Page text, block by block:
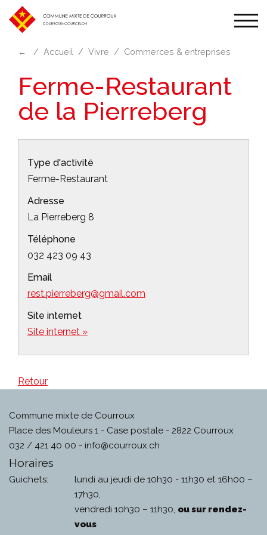
← Accueil Vivre Commerces & entreprises
Ferme-Restaurant
de la Pierreberg
Type d'activité
Ferme-Restaurant
Adresse
La Pierreberg 8
Téléphone
032 423 09 43
Email
rest.pierreberg@gmail.com
Site internet
Site internet »
Retour
Commune mixte de Courroux
Place des Mouleurs 1 - Case postale - 2822 Courroux
032 / 421 40 00 - info@courroux.ch
Horaires
Guichets:
lundi au jeudi de 10h30 - 11h30 et 16h00 –
17h30,
vendredi 10h30 – 11h30, ou sur rendez-
vous